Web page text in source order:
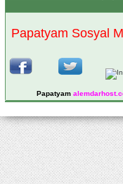
Papatyam Sosyal
Papatyam alemdarhost